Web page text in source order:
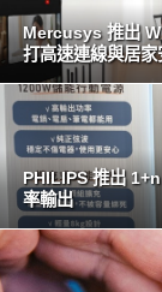
Mercusys 推出
打高速連線與居家
PHILIPS 推出
率輸出